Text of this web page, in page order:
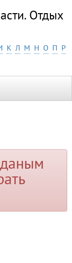
Отдых
К Л М Н О П Р